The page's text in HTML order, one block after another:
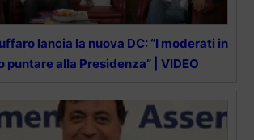
lancia la nuova DC: “I moderati in
puntare alla Presidenza” | VIDEO